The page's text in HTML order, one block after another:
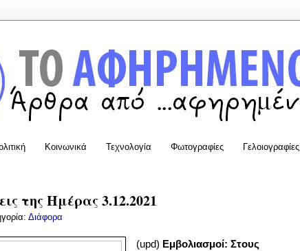
Κοινωνικά Τεχνολογία Φωτογραφίες Γελοιογραφίες
της Ημέρας 3.12.2021
Διάφορα
(upd) Εμβολιασμοί: Στους